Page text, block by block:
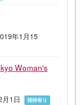
年1月15
Woman's
1日
招待有り